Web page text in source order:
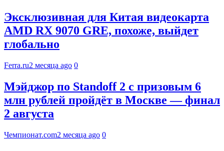
Эксклюзивная для Китая видеокарта
AMD RX 9070 GRE, похоже, выйдет
глобально
Ferra.ru2 месяца ago 0
Мэйджор по Standoff 2 с призовым 6
млн рублей пройдёт в Москве — финал
2 августа
Чемпионат.com2 месяца ago 0